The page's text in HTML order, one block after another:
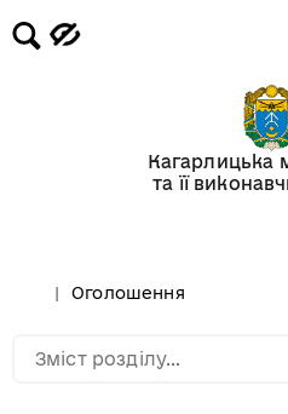
Кагарлицька
та її
Оголошення
Зміст розділу...